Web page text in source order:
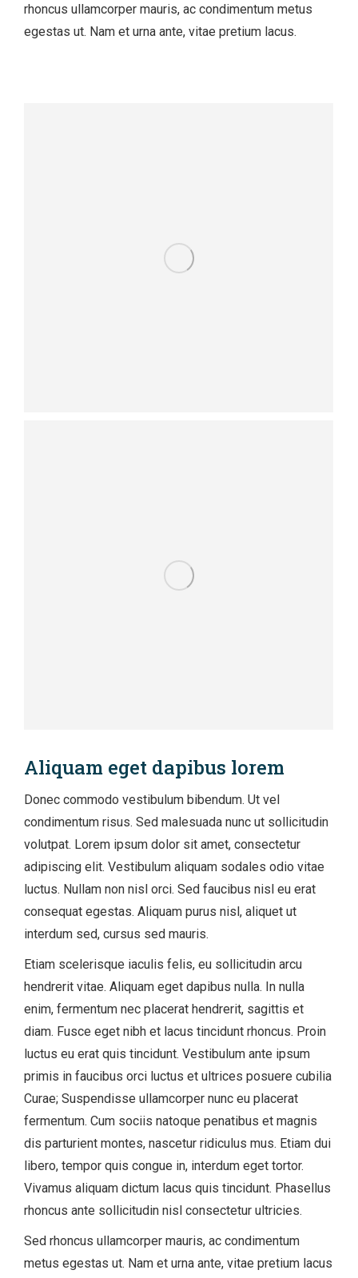
rhoncus ullamcorper mauris, ac condimentum metus
egestas ut. Nam et urna ante, vitae pretium lacus.
Aliquam eget dapibus lorem
Donec commodo vestibulum bibendum. Ut vel
condimentum risus. Sed malesuada nunc ut sollicitudin
volutpat. Lorem ipsum dolor sit amet, consectetur
adipiscing elit. Vestibulum aliquam sodales odio vitae
luctus. Nullam non nisl orci. Sed faucibus nisl eu erat
consequat egestas. Aliquam purus nisl, aliquet ut
interdum sed, cursus sed mauris.
Etiam scelerisque iaculis felis, eu sollicitudin arcu
hendrerit vitae. Aliquam eget dapibus nulla. In nulla
enim, fermentum nec placerat hendrerit, sagittis et
diam. Fusce eget nibh et lacus tincidunt rhoncus. Proin
luctus eu erat quis tincidunt. Vestibulum ante ipsum
primis in faucibus orci luctus et ultrices posuere cubilia
Curae; Suspendisse ullamcorper nunc eu placerat
fermentum. Cum sociis natoque penatibus et magnis
dis parturient montes, nascetur ridiculus mus. Etiam dui
libero, tempor quis congue in, interdum eget tortor.
Vivamus aliquam dictum lacus quis tincidunt. Phasellus
rhoncus ante sollicitudin nisl consectetur ultricies.
Sed rhoncus ullamcorper mauris, ac condimentum
metus egestas ut. Nam et urna ante, vitae pretium lacus